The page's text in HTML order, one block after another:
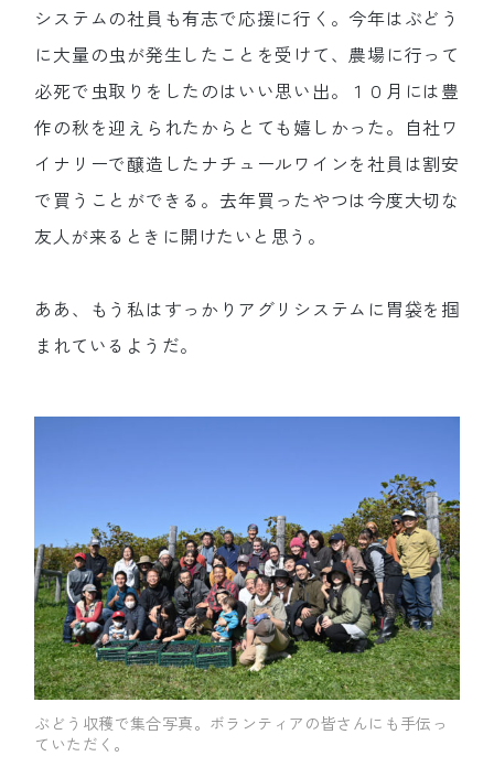
システムの社員も有志で応援に行く。今年はぶどう
に大量の虫が発生したことを受けて、農場に行って
必死で虫取りをしたのはいい思い出。１０月には豊
作の秋を迎えられたからとても嬉しかった。自社ワ
イナリーで醸造したナチュールワインを社員は割安
で買うことができる。去年買ったやつは今度大切な
友人が来るときに開けたいと思う。
ああ、もう私はすっかりアグリシステムに胃袋を掴
まれているようだ。
ぶどう収穫で集合写真。ボランティアの皆さんにも手伝っ
ていただく。